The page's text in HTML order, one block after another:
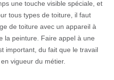
une touche visible spéciale, et
tous types de toiture, il faut
de toiture avec un appareil à
la peinture. Faire appel à une
important, du fait que le travail
vigueur du métier.